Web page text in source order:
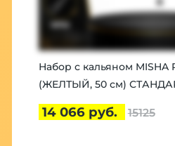
Набор с кальяном MISHA
(ЖЕЛТЫЙ, 50 см)
14 066 руб. 15125